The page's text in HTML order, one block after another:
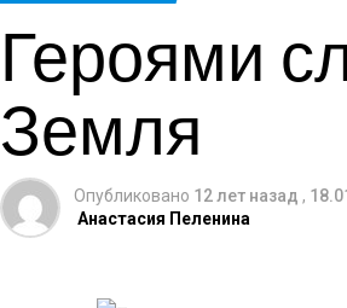
Героями
Земля
Опубликовано 12 лет назад ,
Анастасия Пеленина